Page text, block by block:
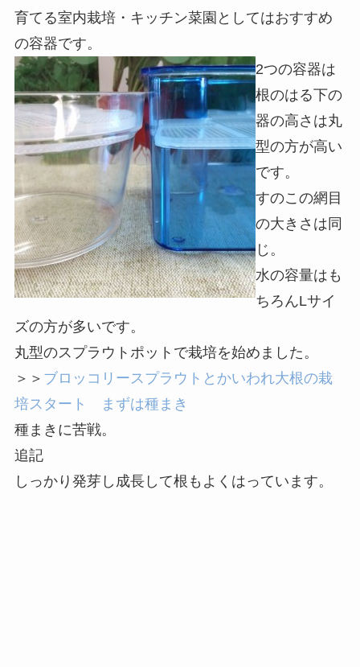
育てる室内栽培・キッチン菜園としてはおすすめ
の容器です。
2つの容器は
根のはる下の
器の高さは丸
型の方が高い
です。
すのこの網目
の大きさは同
じ。
水の容量はも
ちろんLサイ
ズの方が多いです。
丸型のスプラウトポットで栽培を始めました。
＞＞ ブロッコリースプラウトとかいわれ大根の栽
培スタート まずは種まき
種まきに苦戦。
追記
しっかり発芽し成長して根もよくはっています。